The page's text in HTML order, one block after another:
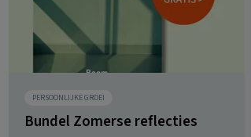
PERSOONLIJKE GROEI
Bundel Zomerse reflecties